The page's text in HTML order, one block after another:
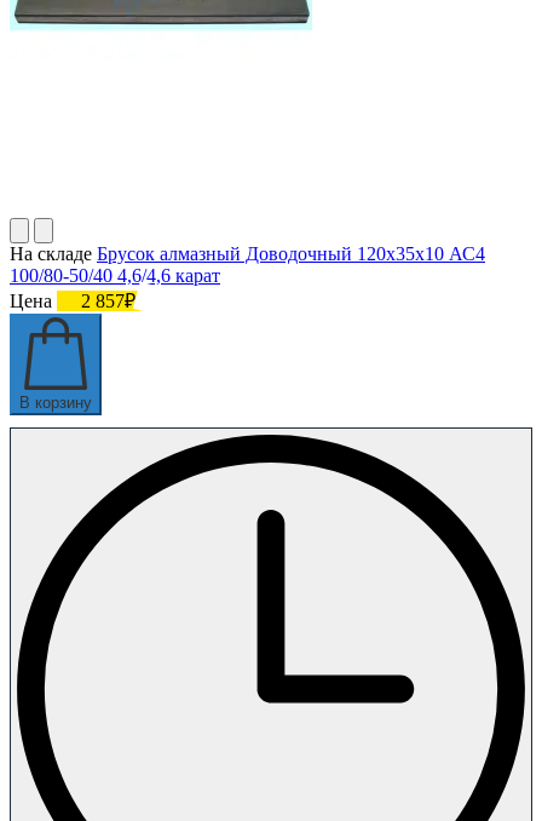
На складе Брусок алмазный Доводочный 120х35х10 АС4
100/80-50/40 4,6/4,6 карат
Цена
2 857₽
В корзину